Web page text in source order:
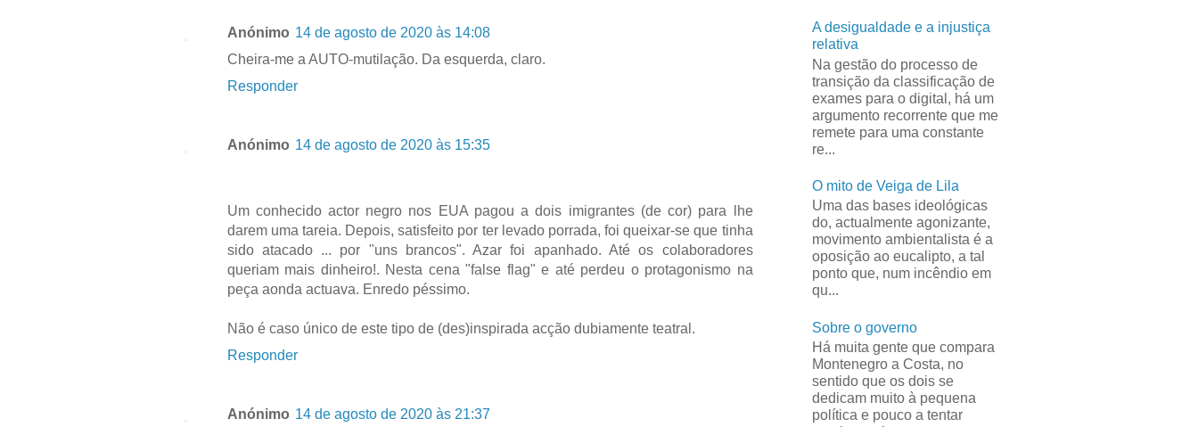
Anónimo 14 de agosto de 2020 às 14:08
Cheira-me a AUTO-mutilação. Da esquerda, claro.
Responder
Anónimo 14 de agosto de 2020 às 15:35
Um conhecido actor negro nos EUA pagou a dois imigrantes (de cor) para lhe
darem uma tareia. Depois, satisfeito por ter levado porrada, foi queixar-se que tinha
sido atacado ... por "uns brancos". Azar foi apanhado. Até os colaboradores
queriam mais dinheiro!. Nesta cena "false flag" e até perdeu o protagonismo na
peça aonda actuava. Enredo péssimo.
Não é caso único de este tipo de (des)inspirada acção dubiamente teatral.
Responder
Anónimo 14 de agosto de 2020 às 21:37
A desigualdade e a injustiça
relativa
Na gestão do processo de
transição da classificação de
exames para o digital, há um
argumento recorrente que me
remete para uma constante
re...
O mito de Veiga de Lila
Uma das bases ideológicas
do, actualmente agonizante,
movimento ambientalista é a
oposição ao eucalipto, a tal
ponto que, num incêndio em
qu...
Sobre o governo
Há muita gente que compara
Montenegro a Costa, no
sentido que os dois se
dedicam muito à pequena
política e pouco a tentar